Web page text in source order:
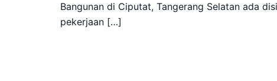
Bangunan di Ciputat, Tangerang Selatan ada
pekerjaan […]